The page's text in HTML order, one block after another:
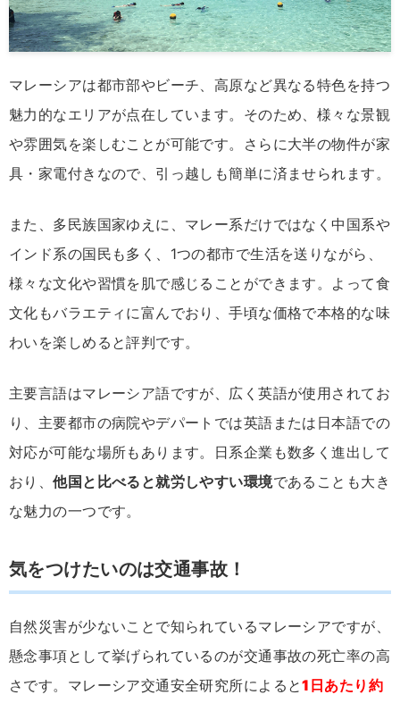
マレーシアは都市部やビーチ、高原など異なる特色を持つ
魅力的なエリアが点在しています。そのため、様々な景観
や雰囲気を楽しむことが可能です。さらに大半の物件が家
具・家電付きなので、引っ越しも簡単に済ませられます。
また、多民族国家ゆえに、マレー系だけではなく中国系や
インド系の国民も多く、1つの都市で生活を送りながら、
様々な文化や習慣を肌で感じることができます。よって食
文化もバラエティに富んでおり、手頃な価格で本格的な味
わいを楽しめると評判です。
主要言語はマレーシア語ですが、広く英語が使用されてお
り、主要都市の病院やデパートでは英語または日本語での
対応が可能な場所もあります。日系企業も数多く進出して
おり、他国と比べると就労しやすい環境であることも大き
な魅力の一つです。
気をつけたいのは交通事故！
自然災害が少ないことで知られているマレーシアですが、
懸念事項として挙げられているのが交通事故の死亡率の高
さです。マレーシア交通安全研究所によると1日あたり約